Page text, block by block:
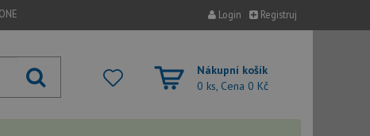
Login Registruj
Nákupní košík
0 ks, Cena 0 Kč